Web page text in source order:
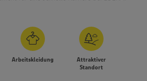
und andere Technologien ein, um Ihnen
Arbeitskleidung
Attraktiver
Standort